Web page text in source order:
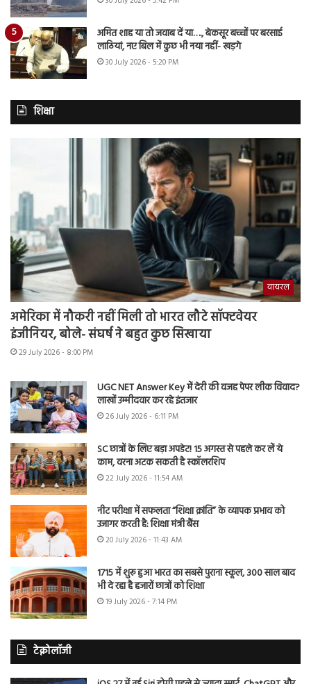
अमित शाह या तो जवाब दें या…., बेकसूर बच्चों पर बरसाई
लाठियां, नए बिल में कुछ भी नया नहीं- खड़गे
30 July 2026 - 5:20 PM
शिक्षा
वायरल
अमेरिका में नौकरी नहीं मिली तो भारत लौटे सॉफ्टवेयर
इंजीनियर, बोले- संघर्ष ने बहुत कुछ सिखाया
29 July 2026 - 8:00 PM
UGC NET Answer Key में देरी की वजह पेपर लीक विवाद?
लाखों उम्मीदवार कर रहे इंतजार
26 July 2026 - 6:11 PM
SC छात्रों के लिए बड़ा अपडेट! 15 अगस्त से पहले कर लें ये
काम, वरना अटक सकती है स्कॉलरशिप
22 July 2026 - 11:54 AM
नीट परीक्षा में सफलता “शिक्षा क्रांति” के व्यापक प्रभाव को
उजागर करती है: शिक्षा मंत्री बैंस
20 July 2026 - 11:43 AM
1715 में शुरू हुआ भारत का सबसे पुराना स्कूल, 300 साल बाद
भी दे रहा है हजारों छात्रों को शिक्षा
19 July 2026 - 7:14 PM
टेक्नोलॉजी